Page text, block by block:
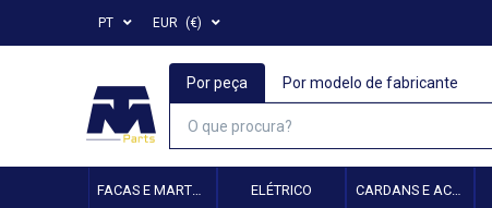
PT EUR (€)
Por peça Por modelo de fabricante
ELÉTRICO CARDANS E ACESSÓRIOS